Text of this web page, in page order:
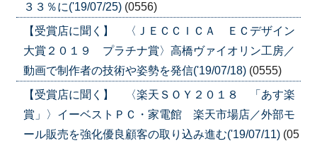
３３％に('19/07/25) (0556)
【受賞店に聞く】 〈ＪＥＣＣＩＣＡ ＥＣデザイン
大賞２０１９ プラチナ賞〉高橋ヴァイオリン工房／
動画で制作者の技術や姿勢を発信('19/07/18) (0555)
【受賞店に聞く】 〈楽天ＳＯＹ２０１８ 「あす楽
賞」〉イーベストＰＣ・家電館 楽天市場店／外部モ
ール販売を強化優良顧客の取り込み進む('19/07/11) (05